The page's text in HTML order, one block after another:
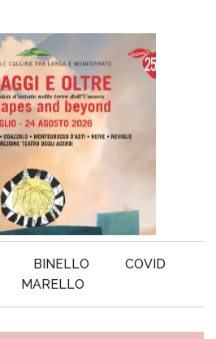
BINELLO
COVID
MARELLO